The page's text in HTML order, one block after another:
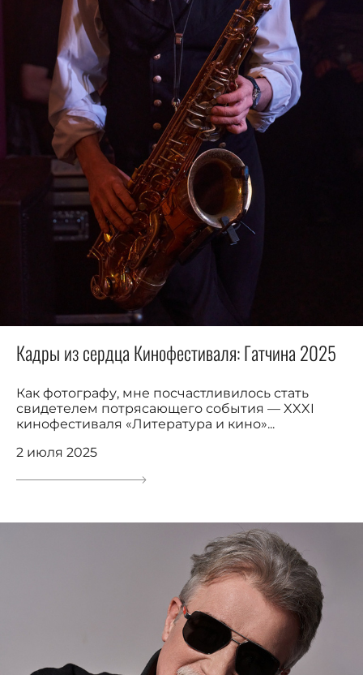
Кадры из сердца Кинофестиваля: Гатчина 2025
Как фотографу, мне посчастливилось стать
свидетелем потрясающего события — XXXI
кинофестиваля «Литература и кино»...
2 июля 2025